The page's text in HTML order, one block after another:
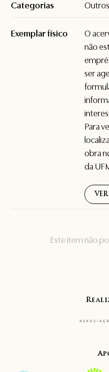
Este item não
Categorias
Exemplar físico
O
não
ser
Para
obra
da